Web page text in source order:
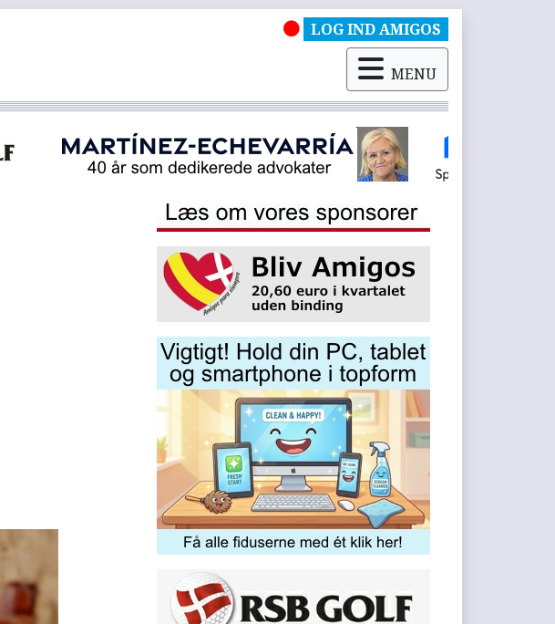
LOG IND AMIGOS
MENU